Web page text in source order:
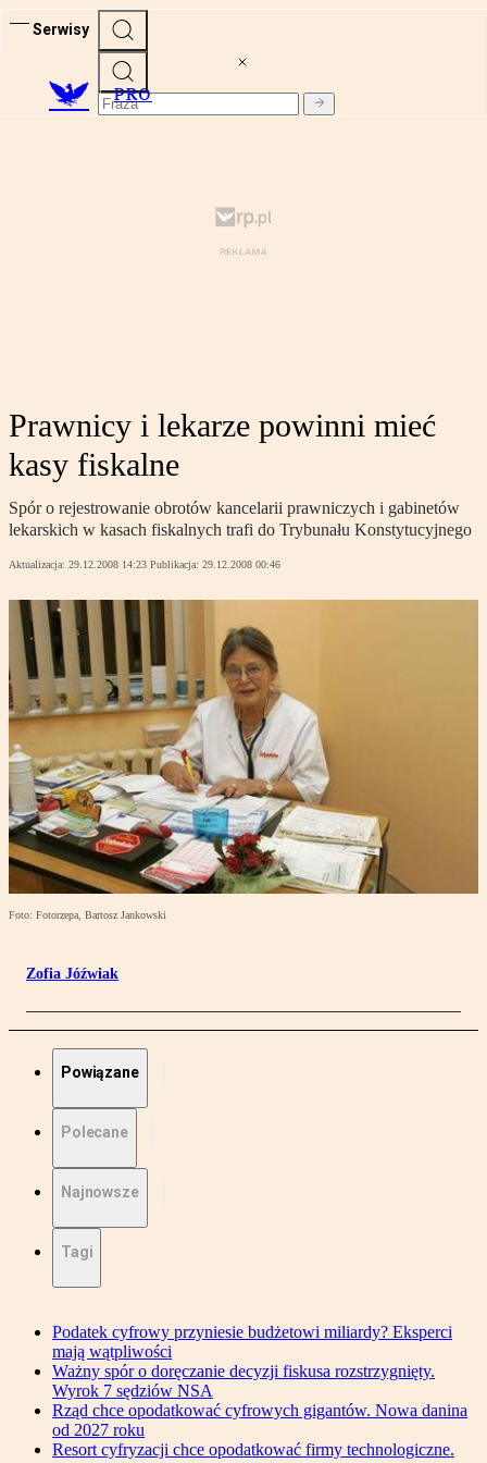
Serwisy
PRO
Prawnicy i lekarze powinni mieć
kasy fiskalne
Spór o rejestrowanie obrotów kancelarii prawniczych i gabinetów
lekarskich w kasach fiskalnych trafi do Trybunału Konstytucyjnego
Aktualizacja: 29.12.2008 14:23 Publikacja: 29.12.2008 00:46
Foto: Fotorzepa, Bartosz Jankowski
Zofia Jóźwiak
Powiązane
Polecane
Najnowsze
Tagi
Podatek cyfrowy przyniesie budżetowi miliardy? Eksperci
mają wątpliwości
Ważny spór o doręczanie decyzji fiskusa rozstrzygnięty.
Wyrok 7 sędziów NSA
Rząd chce opodatkować cyfrowych gigantów. Nowa danina
od 2027 roku
Resort cyfryzacji chce opodatkować firmy technologiczne.